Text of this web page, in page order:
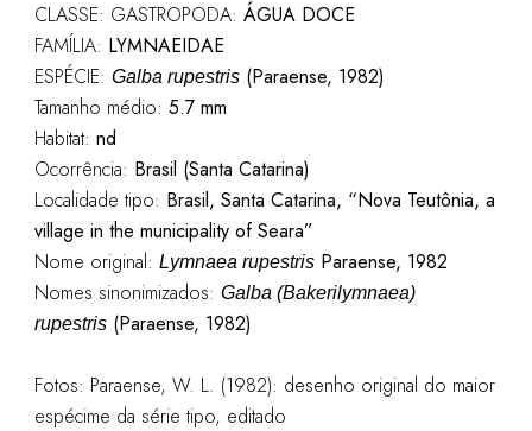
CLASSE: GASTROPODA: ÁGUA DOCE
FAMÍLIA: LYMNAEIDAE
ESPÉCIE: Galba rupestris(Paraense, 1982)
Tamanho médio: 5.7 mm
Habitat: nd
Ocorrência: Brasil (Santa Catarina)
Localidade tipo: Brasil, Santa Catarina, “Nova Teutônia, a
village in the municipality of Seara”
Nome original: Lymnaea rupestrisParaense, 1982
Nomes sinonimizados: Galba (Bakerilymnaea)
rupestris(Paraense, 1982)
Fotos: Paraense, W. L. (1982): desenho original do maior
espécime da série tipo, editado